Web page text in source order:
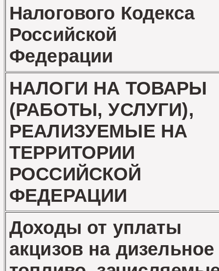
Налогового Кодекса
Российской
Федерации
НАЛОГИ НА ТОВАРЫ
(РАБОТЫ, УСЛУГИ),
РЕАЛИЗУЕМЫЕ НА
ТЕРРИТОРИИ
РОССИЙСКОЙ
ФЕДЕРАЦИИ
Доходы от уплаты
акцизов на дизельное